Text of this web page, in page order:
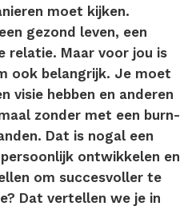
moet kijken.
gezond leven, een
relatie. Maar voor jou is
ook belangrijk. Je moet
visie hebben en anderen
zonder met een burn-
Dat is nogal een
ontwikkelen en
om succesvoller te
Dat vertellen we je in